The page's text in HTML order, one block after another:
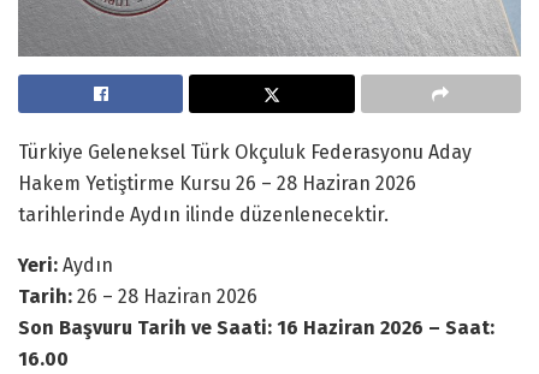
Türkiye Geleneksel Türk Okçuluk Federasyonu Aday
Hakem Yetiştirme Kursu 26 – 28 Haziran 2026
tarihlerinde Aydın ilinde düzenlenecektir.
Yeri: Aydın
Tarih: 26 – 28 Haziran 2026
Son Başvuru Tarih ve Saati: 16 Haziran 2026 – Saat:
16.00